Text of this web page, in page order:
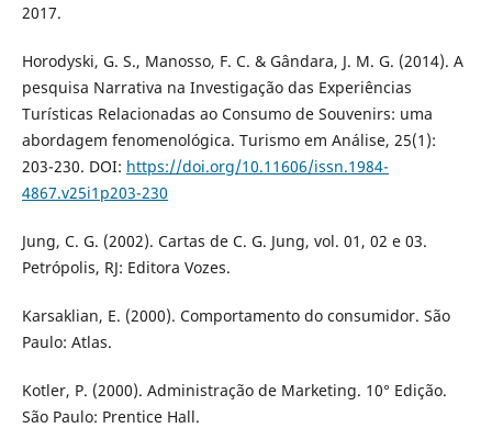
2017.
Horodyski, G. S., Manosso, F. C. & Gândara, J. M. G. (2014). A
pesquisa Narrativa na Investigação das Experiências
Turísticas Relacionadas ao Consumo de Souvenirs: uma
abordagem fenomenológica. Turismo em Análise, 25(1):
203-230. DOI: https://doi.org/10.11606/issn.1984-
4867.v25i1p203-230
Jung, C. G. (2002). Cartas de C. G. Jung, vol. 01, 02 e 03.
Petrópolis, RJ: Editora Vozes.
Karsaklian, E. (2000). Comportamento do consumidor. São
Paulo: Atlas.
Kotler, P. (2000). Administração de Marketing. 10° Edição.
São Paulo: Prentice Hall.